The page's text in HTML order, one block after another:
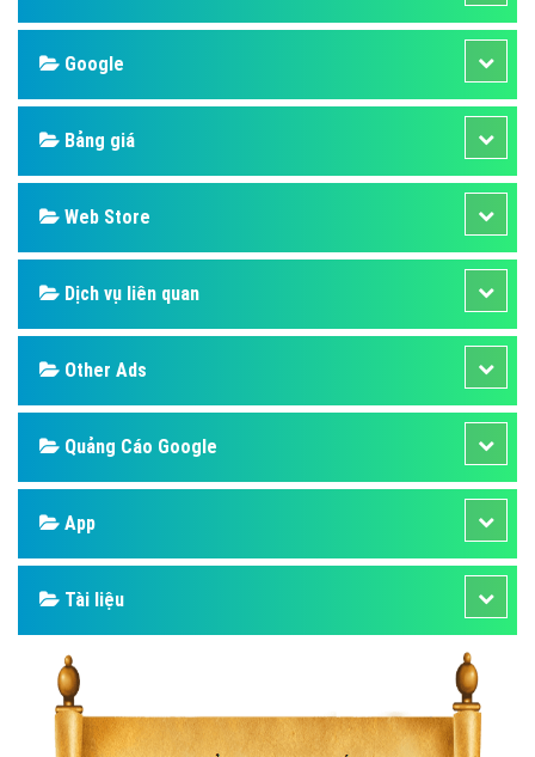
Google
Bảng giá
Web Store
Dịch vụ liên quan
Other Ads
Quảng Cáo Google
App
Tài liệu